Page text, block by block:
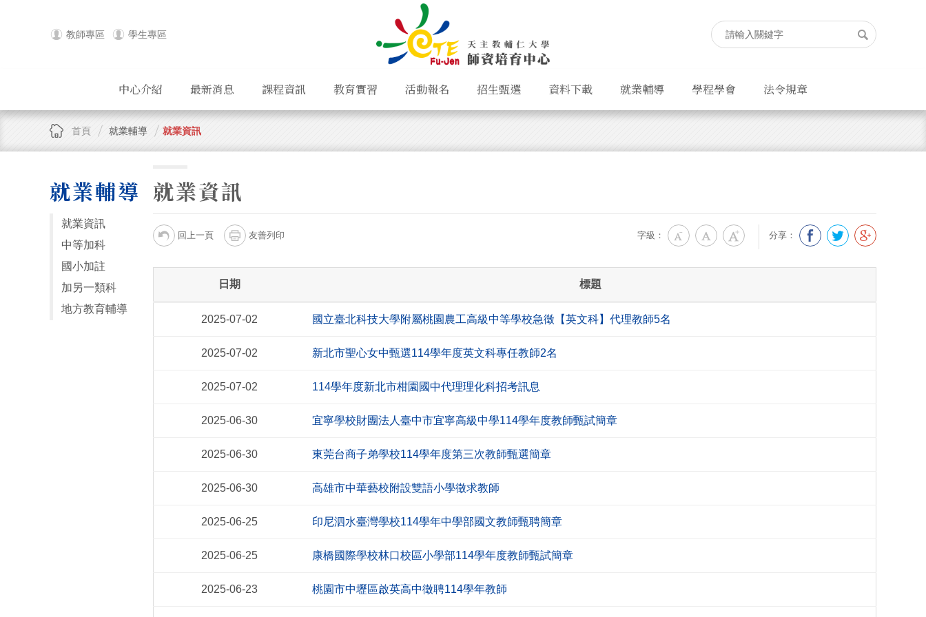
教師專區 學生專區
中心介紹 最新消息 課程資訊 教育實習 活動報名 招生甄選 資料下載 就業輔導 學程學會 法令規章
首頁 就業輔導 就業資訊
就業輔導
就業資訊
中等加科
國小加註
加另一類科
地方教育輔導
就業資訊
回上一頁 友善列印 字級： 分享：
日期 標題
2025-07-02 國立臺北科技大學附屬桃園農工高級中等學校急徵【英文科】代理教師5名
2025-07-02 新北市聖心女中甄選114學年度英文科專任教師2名
2025-07-02 114學年度新北市柑園國中代理理化科招考訊息
2025-06-30 宜寧學校財團法人臺中市宜寧高級中學114學年度教師甄試簡章
2025-06-30 東莞台商子弟學校114學年度第三次教師甄選簡章
2025-06-30 高雄市中華藝校附設雙語小學徵求教師
2025-06-25 印尼泗水臺灣學校114學年中學部國文教師甄聘簡章
2025-06-25 康橋國際學校林口校區小學部114學年度教師甄試簡章
2025-06-23 桃園市中壢區啟英高中徵聘114學年教師